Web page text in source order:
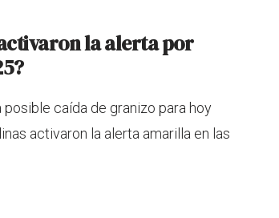
la alerta por
caída de granizo para hoy
activaron la alerta amarilla en las